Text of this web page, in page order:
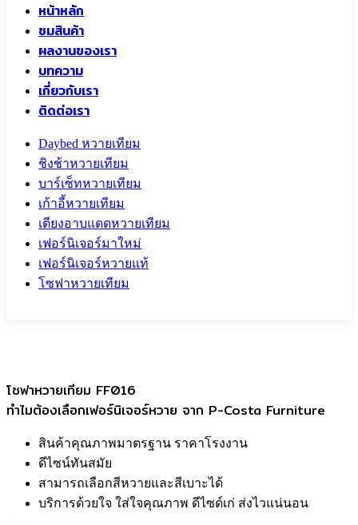
หน้าหลัก
ชมสินค้า
ผลงานของเรา
บทความ
เกี่ยวกับเรา
ติดต่อเรา
Daybed หวายเทียม
ชิงช้าหวายเทียม
บาร์เซ็ทหวายเทียม
เก้าอี้หวายเทียม
เตียงอาบแดดหวายเทียม
เฟอร์นิเจอร์มาใหม่
เฟอร์นิเจอร์หวายแท้
โซฟาหวายเทียม
โซฟาหวายเทียม FF016
ทำไมต้องเลือกเฟอร์นิเจอร์หวาย จาก P-Costa Furniture
สินค้าคุณภาพมาตรฐาน ราคาโรงงาน
ดีไซน์ทันสมัย
สามารถเลือกสีหวายและสีเบาะได้
บริการด้วยใจ ใส่ใจคุณภาพ ดีไซด์เก่ ส่งไวแน่นอน